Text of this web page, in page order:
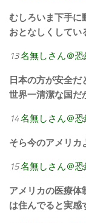
むしろいま下手に
おとなしくしてい
13名無しさん＠
日本の方が安全だ
世界一清潔な国だ
14名無しさん＠
そら今のアメリカ
15名無しさん＠
アメリカの医療体
は住んでると実感